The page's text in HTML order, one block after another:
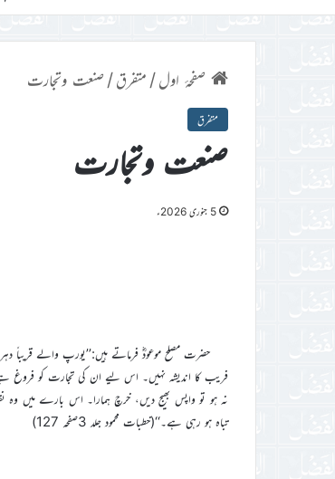
صفحۂ اول/ متفرق/ صنعت وتجارت
متفرق
صنعت وتجارت
5 جنوری 2026ء
حضرت مصلح موعودؓ فرماتے ہیں:’’یورپ والے قریباً
فریب کا اندیشہ نہیں۔ اس لیے ان کی تجارت کو فروغ
نہ ہو تو واپس بھیج دیں، خرچ ہمارا۔ اس بارے میں
تباہ ہو رہی ہے۔‘‘(خطبات محمود جلد 3صفحہ 127)